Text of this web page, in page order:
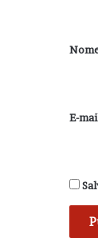
r
*
E-